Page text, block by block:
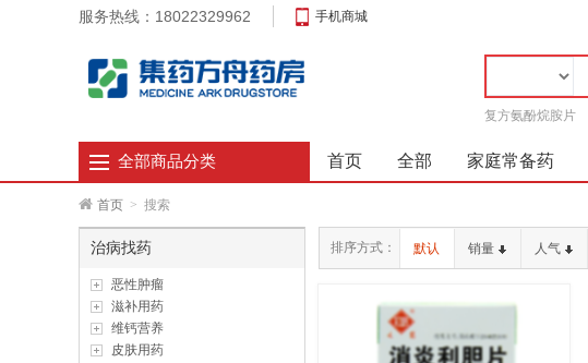
服务热线：18022329962 手机商城
复方氨酚烷胺片
全部商品分类 首页 全部 家庭常备药
首页 > 搜索
治病找药
恶性肿瘤
滋补用药
维钙营养
皮肤用药
排序方式： 默认 销量 人气